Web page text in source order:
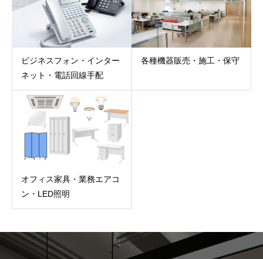
ビジネスフォン・インター
ネット・電話回線手配
各種機器販売・施工・保守
オフィス家具・業務エアコ
ン・LED照明